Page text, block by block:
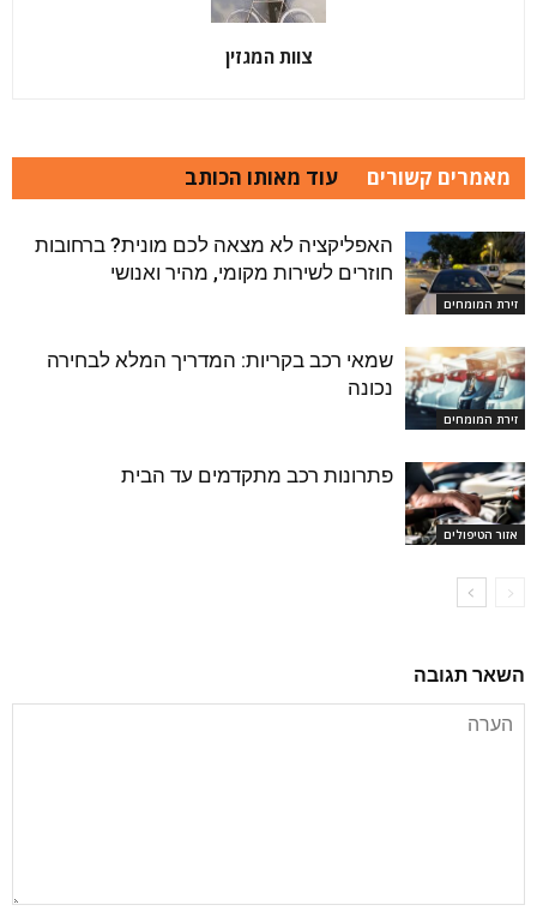
צוות המגזין
מאמרים קשורים עוד מאותו הכותב
זירת המומחים
האפליקציה לא מצאה לכם מונית? ברחובות
חוזרים לשירות מקומי, מהיר ואנושי
זירת המומחים
שמאי רכב בקריות: המדריך המלא לבחירה
נכונה
אזור הטיפולים
פתרונות רכב מתקדמים עד הבית
השאר תגובה